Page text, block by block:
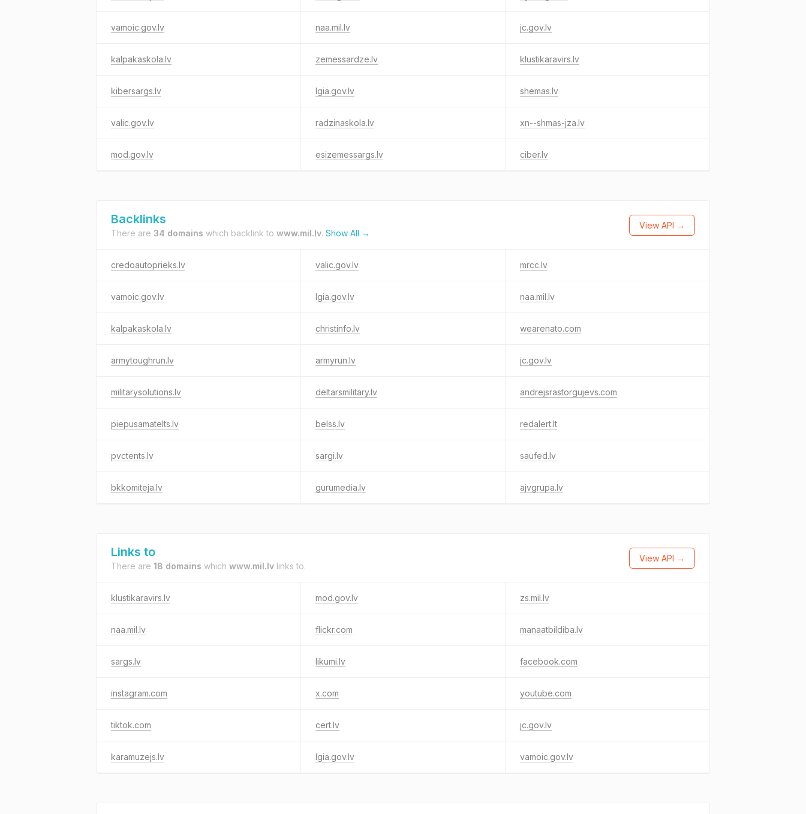
vamoic.gov.lv naa.mil.lv jc.gov.lv
kalpakaskola.lv zemessardze.lv klustikaravirs.lv
kibersargs.lv lgia.gov.lv shemas.lv
valic.gov.lv radzinaskola.lv xn--shmas-jza.lv
mod.gov.lv esizemessargs.lv ciber.lv
Backlinks
There are 34 domains which backlink to www.mil.lv. Show All →
View API →
credoautoprieks.lv valic.gov.lv mrcc.lv
vamoic.gov.lv lgia.gov.lv naa.mil.lv
kalpakaskola.lv christinfo.lv wearenato.com
armytoughrun.lv armyrun.lv jc.gov.lv
militarysolutions.lv deltarsmilitary.lv andrejsrastorgujevs.com
piepusamatelts.lv belss.lv redalert.lt
pvctents.lv sargi.lv saufed.lv
bkkomiteja.lv gurumedia.lv ajvgrupa.lv
Links to
There are 18 domains which www.mil.lv links to.
View API →
klustikaravirs.lv mod.gov.lv zs.mil.lv
naa.mil.lv flickr.com manaatbildiba.lv
sargs.lv likumi.lv facebook.com
instagram.com x.com youtube.com
tiktok.com cert.lv jc.gov.lv
karamuzejs.lv lgia.gov.lv vamoic.gov.lv